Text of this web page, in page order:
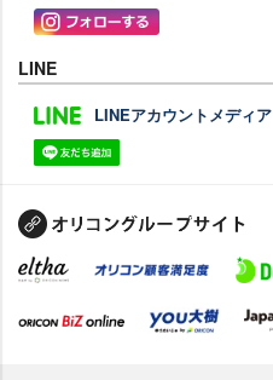
LINE
LINEアカウントメディア